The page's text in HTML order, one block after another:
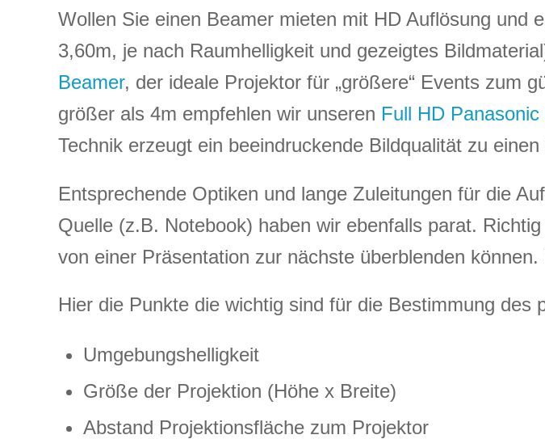
Wollen Sie einen Beamer mieten mit HD Auflösung und
3,60m, je nach Raumhelligkeit und gezeigtes
Beamer, der ideale Projektor für „größere“ Events zum
größer als 4m empfehlen wir unseren Full HD
Technik erzeugt ein beeindruckende Bildqualität zu
Entsprechende Optiken und lange Zuleitungen für die
Quelle (z.B. Notebook) haben wir ebenfalls parat.
von einer Präsentation zur nächste überblenden
Hier die Punkte die wichtig sind für die Bestimmung des
Umgebungshelligkeit
Größe der Projektion (Höhe x Breite)
Abstand Projektionsfläche zum Projektor